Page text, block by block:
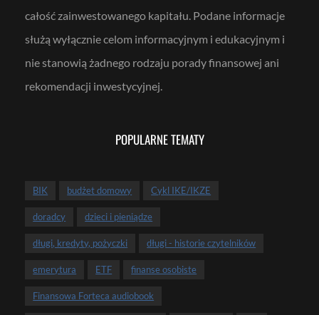
całość zainwestowanego kapitału. Podane informacje
służą wyłącznie celom informacyjnym i edukacyjnym i
nie stanowią żadnego rodzaju porady finansowej ani
rekomendacji inwestycyjnej.
POPULARNE TEMATY
BIK budżet domowy Cykl IKE/IKZE
doradcy dzieci i pieniądze
długi, kredyty, pożyczki długi - historie czytelników
emerytura ETF finanse osobiste
Finansowa Forteca audiobook